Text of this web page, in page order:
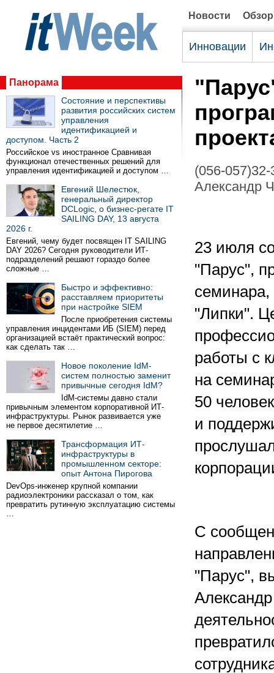
Новости
Инновации
Панорама
Состояние и перспективы
развития российских систем
управления
идентификацией и
доступом. Часть 2
Российское vs иностранное Сравнивая
функционал отечественных решений для
управления идентификацией и доступом …
Евгений Шелестюк,
генеральный директор
DCLogic, о бизнес-регате IT
SAILING DAY, 13 августа
2026 г.
Евгений, чему будет посвящен IT SAILING
DAY 2026? Сегодня руководители ИТ-
подразделений решают гораздо более
сложные …
Быстро и эффективно:
расставляем приоритеты
при настройке SIEM
После приобретения системы
управления инцидентами ИБ (SIEM) перед
организацией встаёт практический вопрос:
как сделать так …
Новое поколение IdM-
систем полностью заменит
привычные сегодня IdM?
IdM-системы давно стали
привычным элементом корпоративной ИТ-
инфраструктуры. Рынок развивается уже
не первое десятилетие …
Трансформация ИТ-
инфраструктуры в
промышленном секторе:
опыт Антона Пирогова
DevOps-инженер крупной компании
радиоэлектроники рассказал о том, как
превратить рутинную эксплуатацию системы
…
(056-
Александр
23 июля
"Парус",
семинара,
"Липки".
работы с
на
50
и
С
"Парус",